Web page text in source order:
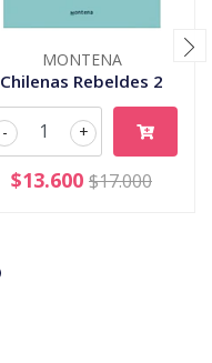
MONTENA
Chilenas Rebeldes 2
+
-
$13.600 $17.000